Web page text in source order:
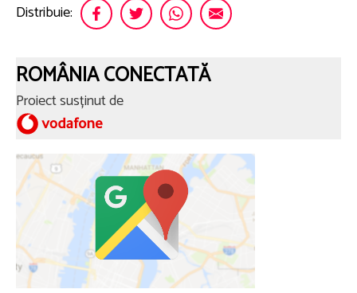
Distribuie:
ROMÂNIA CONECTATĂ
Proiect susținut de